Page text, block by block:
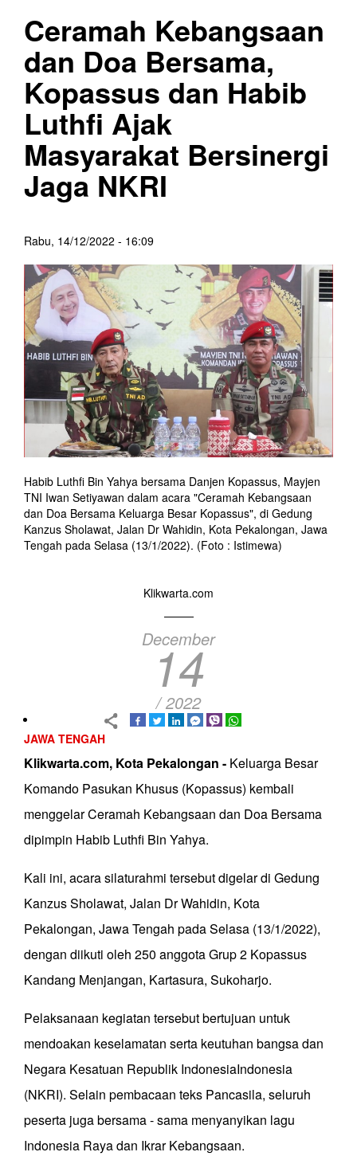
Ceramah Kebangsaan
dan Doa Bersama,
Kopassus dan Habib
Luthfi Ajak
Masyarakat Bersinergi
Jaga NKRI
Rabu, 14/12/2022 - 16:09
Habib Luthfi Bin Yahya bersama Danjen Kopassus, Mayjen
TNI Iwan Setiyawan dalam acara "Ceramah Kebangsaan
dan Doa Bersama Keluarga Besar Kopassus", di Gedung
Kanzus Sholawat, Jalan Dr Wahidin, Kota Pekalongan, Jawa
Tengah pada Selasa (13/1/2022). (Foto : Istimewa)
Klikwarta.com
December
14
/ 2022
JAWA TENGAH
Klikwarta.com, Kota Pekalongan - Keluarga Besar
Komando Pasukan Khusus (Kopassus) kembali
menggelar Ceramah Kebangsaan dan Doa Bersama
dipimpin Habib Luthfi Bin Yahya.
Kali ini, acara silaturahmi tersebut digelar di Gedung
Kanzus Sholawat, Jalan Dr Wahidin, Kota
Pekalongan, Jawa Tengah pada Selasa (13/1/2022),
dengan diikuti oleh 250 anggota Grup 2 Kopassus
Kandang Menjangan, Kartasura, Sukoharjo.
Pelaksanaan kegiatan tersebut bertujuan untuk
mendoakan keselamatan serta keutuhan bangsa dan
Negara Kesatuan Republik IndonesiaIndonesia
(NKRI). Selain pembacaan teks Pancasila, seluruh
peserta juga bersama - sama menyanyikan lagu
Indonesia Raya dan Ikrar Kebangsaan.